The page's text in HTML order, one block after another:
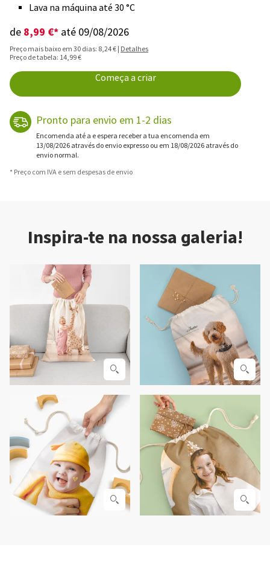
Lava na máquina até 30 °C
de 8,99 €* até 09/08/2026
Preço mais baixo em 30 dias: 8,24 € | Detalhes
Preço de tabela: 14,99 €
Começa a criar
Pronto para envio em 1-2 dias
Encomenda até a e espera receber a tua encomenda em
13/08/2026 através do envio expresso ou em 18/08/2026 através do
envio normal.
* Preço com IVA e sem despesas de envio
Inspira-te na nossa galeria!